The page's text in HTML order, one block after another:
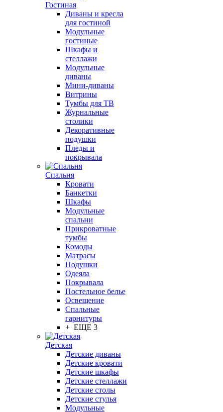
Гостиная
Диваны и кресла
для гостиной
Модульные
гостиные
Шкафы и
стеллажи
Модульные
диваны
Мини-диваны
Витрины
Тумбы для ТВ
Журнальные
столики
Декоративные
подушки
Пледы и
покрывала
Спальня
Кровати
Банкетки
Шкафы
Модульные
спальни
Прикроватные
тумбы
Комоды
Матрасы
Подушки
Одеяла
Покрывала
Постельное белье
Освещение
Спальные
гарнитуры
+ ЕЩЕ 3
Детская
Детские диваны
Детские кровати
Детские шкафы
Детские стеллажи
Детские столы
Детские стулья
Модульные